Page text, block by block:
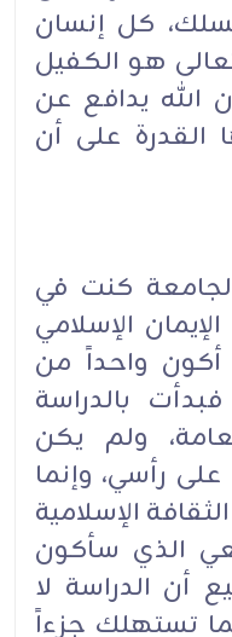
كل إنسان
هو الكفيل
الله يدافع عن
القدرة على أن
كنت في
الإسلامي
واحداً من
فبدأت بالدراسة
ولم يكن
رأسي، وإنما
الإسلامية
الذي سأكون
أن الدراسة لا
تستهلك جزءاً